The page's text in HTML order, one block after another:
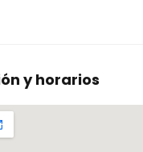
y horarios